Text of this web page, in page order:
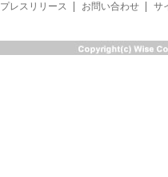
プレスリリース お問い合わせ サ